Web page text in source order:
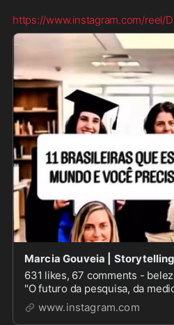
https://www.instagram.com/reel/
631 likes, 67 comments -
"O futuro da pesquisa, da
feminino e, acima de tudo,
as mulheres incríveis que
www.instagram.com